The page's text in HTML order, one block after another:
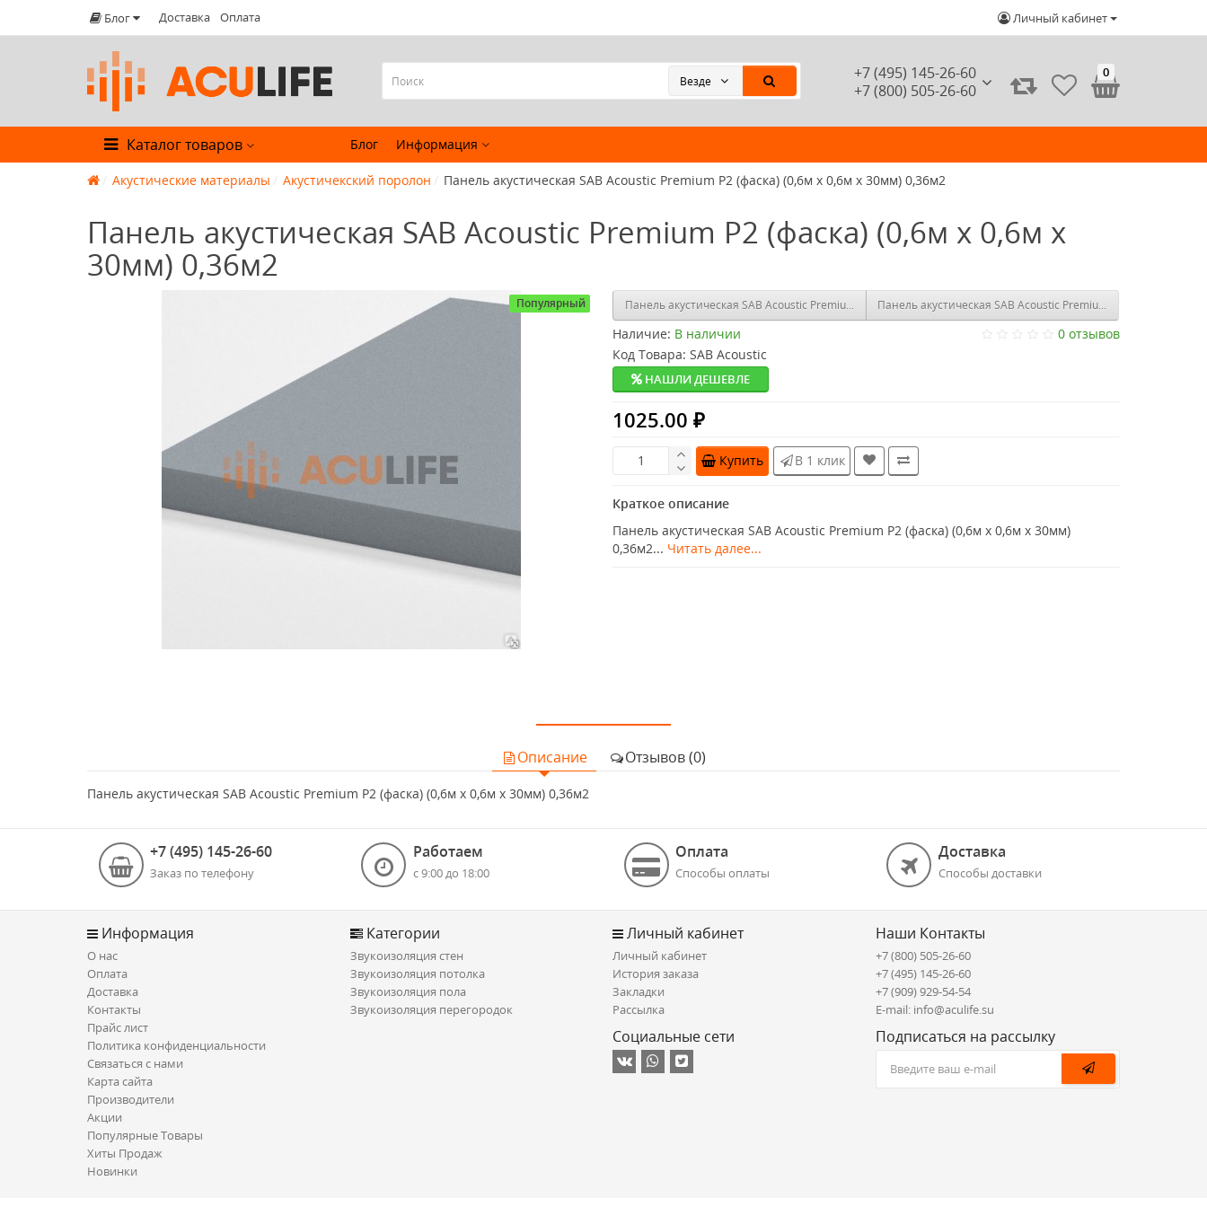
Блог Доставка Оплата Личный кабинет
+7 (495) 145-26-60
+7 (800) 505-26-60
Везде
0
Каталог товаров Блог Информация
Акустические материалы Акустичекский поролон Панель акустическая SAB Acoustic Premium P2 (фаска) (0,6м x 0,6м х 30мм) 0,36м2
Панель акустическая SAB Acoustic Premium P2 (фаска) (0,6м x 0,6м х
30мм) 0,36м2
Популярный Панель акустическая SAB Acoustic Premium P1 (без рельефа) (1,2м x 0,6м х 50мм) 0,72м2
Панель акустическая SAB Acoustic Premium P2 (фаска) (1,2м
Наличие: В наличии
0 отзывов
Код Товара: SAB Acoustic
НАШЛИ ДЕШЕВЛЕ
1025.00 ₽
Купить В 1 клик
Краткое описание
Панель акустическая SAB Acoustic Premium P2 (фаска) (0,6м x 0,6м х 30мм)
0,36м2... Читать далее...
Описание Отзывов (0)
Панель акустическая SAB Acoustic Premium P2 (фаска) (0,6м x 0,6м х 30мм) 0,36м2
+7 (495) 145-26-60
Заказ по телефону
Работаем
с 9:00 до 18:00
Оплата
Способы оплаты
Доставка
Способы доставки
Информация
О нас
Оплата
Доставка
Контакты
Прайс лист
Политика конфиденциальности
Связаться с нами
Карта сайта
Производители
Акции
Популярные Товары
Хиты Продаж
Новинки
Категории
Звукоизоляция стен
Звукоизоляция потолка
Звукоизоляция пола
Звукоизоляция перегородок
Личный кабинет
Личный кабинет
История заказа
Закладки
Рассылка
Социальные сети
Наши Контакты
+7 (800) 505-26-60
+7 (495) 145-26-60
+7 (909) 929-54-54
E-mail: info@aculife.su
Подписаться на рассылку